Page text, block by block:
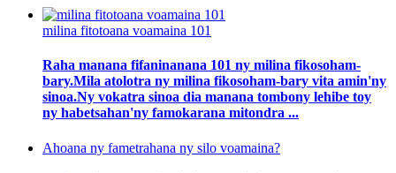
milina fitotoana voamaina 101
Raha manana fifaninanana 101 ny milina fikosoham-
bary.Mila atolotra ny milina fikosoham-bary vita amin'ny
sinoa.Ny vokatra sinoa dia manana tombony lehibe toy
ny habetsahan'ny famokarana mitondra ...
Ahoana ny fametrahana ny silo voamaina?